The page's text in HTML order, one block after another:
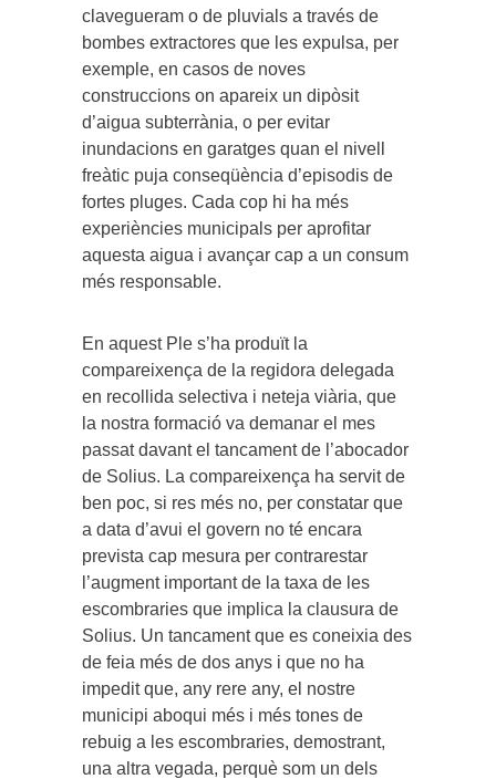
clavegueram o de pluvials a través de
bombes extractores que les expulsa, per
exemple, en casos de noves
construccions on apareix un dipòsit
d’aigua subterrània, o per evitar
inundacions en garatges quan el nivell
freàtic puja conseqüència d’episodis de
fortes pluges. Cada cop hi ha més
experiències municipals per aprofitar
aquesta aigua i avançar cap a un consum
més responsable.
En aquest Ple s’ha produït la
compareixença de la regidora delegada
en recollida selectiva i neteja viària, que
la nostra formació va demanar el mes
passat davant el tancament de l’abocador
de Solius. La compareixença ha servit de
ben poc, si res més no, per constatar que
a data d’avui el govern no té encara
prevista cap mesura per contrarestar
l’augment important de la taxa de les
escombraries que implica la clausura de
Solius. Un tancament que es coneixia des
de feia més de dos anys i que no ha
impedit que, any rere any, el nostre
municipi aboqui més i més tones de
rebuig a les escombraries, demostrant,
una altra vegada, perquè som un dels